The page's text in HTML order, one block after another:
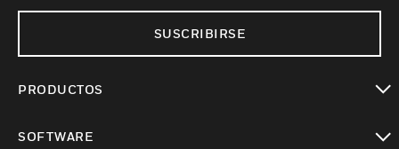
SUSCRIBIRSE
PRODUCTOS
SOFTWARE